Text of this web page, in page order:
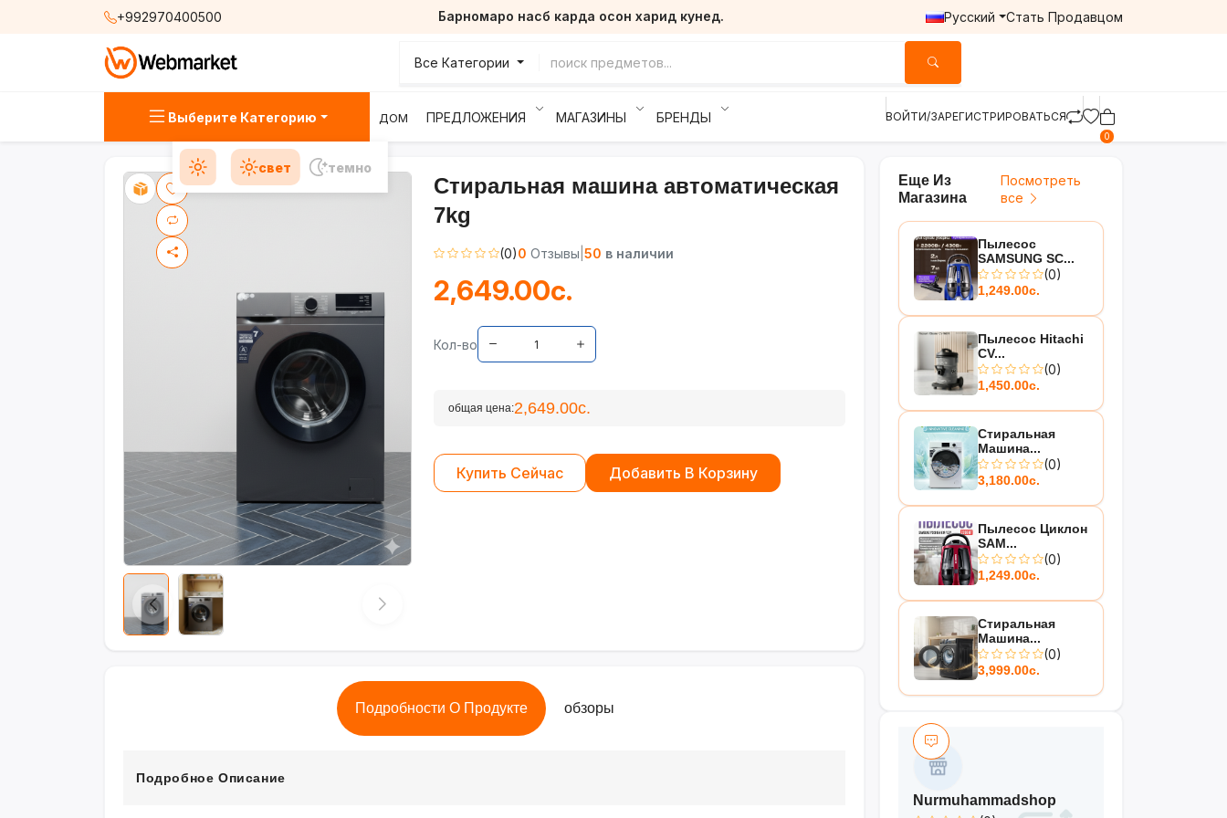
+992970400500 Барномаро насб карда осон харид кунед. Русский Стать Продавцом
Все Категории
Выберите Категорию ДОМ ПРЕДЛОЖЕНИЯ МАГАЗИНЫ БРЕНДЫ ВОЙТИ/ЗАРЕГИСТРИРОВАТЬСЯ
0
свет темно
Стиральная машина автоматическая
7kg
(0)0 Отзывы 50 в наличии
2,649.00с.
Кол-во
общая цена:2,649.00с.
Купить Сейчас Добавить В Корзину
Подробности О Продукте обзоры
Подробное Описание
Еще Из
Магазина
Посмотреть
все
Пылесос
SAMSUNG SC...
(0)
1,249.00с.
Пылесос Hitachi
CV...
(0)
1,450.00с.
Стиральная
Машина...
(0)
3,180.00с.
Пылесос Циклон
SAM...
(0)
1,249.00с.
Стиральная
Машина...
(0)
3,999.00с.
Nurmuhammadshop